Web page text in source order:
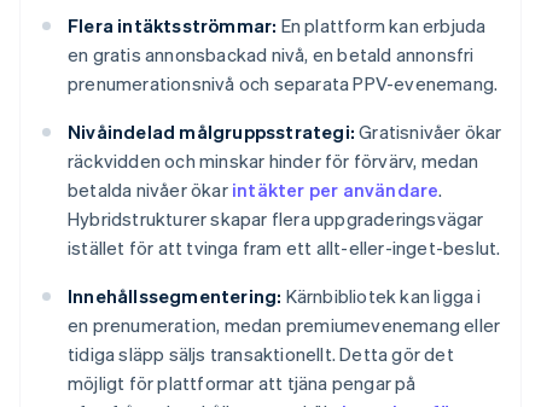
Flera intäktsströmmar: En plattform kan erbjuda
en gratis annonsbackad nivå, en betald annonsfri
prenumerationsnivå och separata PPV-evenemang.
Nivåindelad målgruppsstrategi: Gratisnivåer ökar
räckvidden och minskar hinder för förvärv, medan
betalda nivåer ökar intäkter per användare.
Hybridstrukturer skapar flera uppgraderingsvägar
istället för att tvinga fram ett allt-eller-inget-beslut.
Innehållssegmentering: Kärnbibliotek kan ligga i
en prenumeration, medan premiumevenemang eller
tidiga släpp säljs transaktionellt. Detta gör det
möjligt för plattformar att tjäna pengar på